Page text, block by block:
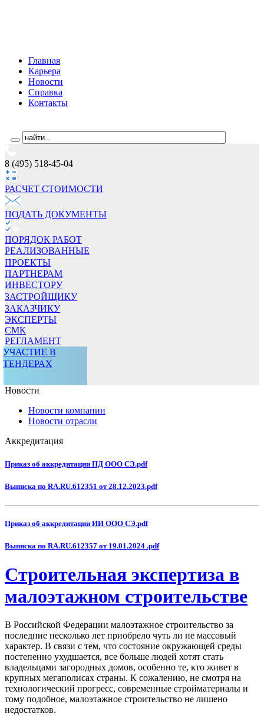
Главная
Карьера
Новости
Справка
Контакты
8 (495) 518-45-04
РАСЧЕТ СТОИМОCТИ
ПОДАТЬ ДОКУМЕНТЫ
ПОРЯДОК РАБОТ
РЕАЛИЗОВАННЫЕ
ПРОЕКТЫ
ПАРТНЕРАМ
ИНВЕСТОРУ
ЗАСТРОЙЩИКУ
ЗАКАЗЧИКУ
ЭКСПЕРТЫ
СМК
РЕГЛАМЕНТ
УЧАСТИЕ В
ТЕНДЕРАХ
Новости
Новости компании
Новости отрасли
Аккредитация
Приказ об аккредитации ПД ООО СЭ.pdf
Выписка по RA.RU.612351 от 28.12.2023.pdf
Приказ об аккредитации ИИ ООО СЭ.pdf
Выписка по RA.RU.612357 от 19.01.2024 .pdf
Строительная экспертиза в
малоэтажном строительстве
В Российской Федерации малоэтажное строительство за
последние несколько лет приобрело чуть ли не массовый
характер. В связи с тем, что состояние окружающей среды
постепенно ухудшается, все больше людей хотят стать
владельцами загородных домов, особенно те, кто живет в
крупных мегаполисах страны. К сожалению, не смотря на
технологический прогресс, современные стройматериалы и
тому подобное, малоэтажное строительство не лишено
недостатков.